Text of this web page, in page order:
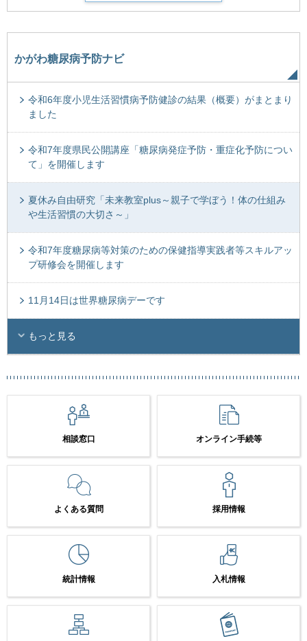
かがわ糖尿病予防ナビ
令和6年度小児生活習慣病予防健診の結果（概要）がまとまり
ました
令和7年度県民公開講座「糖尿病発症予防・重症化予防につい
て」を開催します
夏休み自由研究「未来教室plus～親子で学ぼう！体の仕組み
や生活習慣の大切さ～」
令和7年度糖尿病等対策のための保健指導実践者等スキルアッ
プ研修会を開催します
11月14日は世界糖尿病デーです
もっと見る
相談窓口 オンライン手続等
よくある質問 採用情報
統計情報 入札情報